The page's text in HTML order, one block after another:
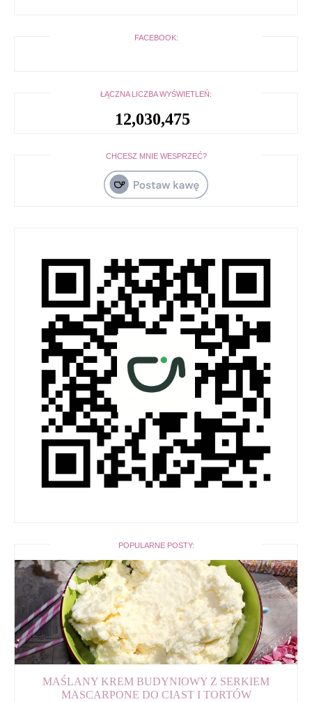
FACEBOOK:
ŁĄCZNA LICZBA WYŚWIETLEŃ:
12,030,475
CHCESZ MNIE WESPRZEĆ?
POPULARNE POSTY:
MAŚLANY KREM BUDYNIOWY Z SERKIEM
MASCARPONE DO CIAST I TORTÓW